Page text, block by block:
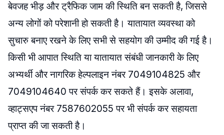
बेवजह भीड़ और ट्रैफिक जाम की स्थिति बन सकती है, जिससे
अन्य लोगों को परेशानी हो सकती है। यातायात व्यवस्था को
सुचारु बनाए रखने के लिए सभी से सहयोग की उम्मीद की गई है।
किसी भी आपात स्थिति या यातायात संबंधी जानकारी के लिए
अभ्यर्थी और नागरिक हेल्पलाइन नंबर 7049104825 और
7049104640 पर संपर्क कर सकते हैं। इसके अलावा,
व्हाट्सएप नंबर 7587602055 पर भी संपर्क कर सहायता
प्राप्त की जा सकती है।